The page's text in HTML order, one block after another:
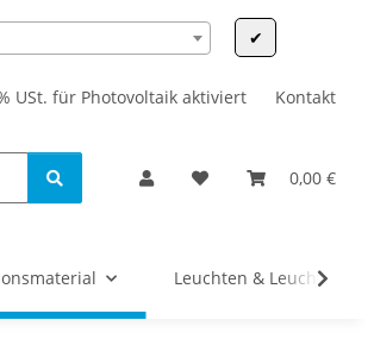
✔
USt. für Photovoltaik (§ 12 Abs. 3 UStG)
USt. für Photovoltaik aktiviert Kontakt
0,00 €
Leuchten & Leuchtmittel